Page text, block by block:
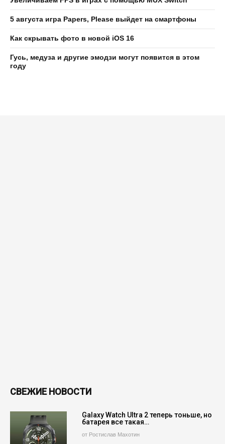
5 августа игра Papers, Please выйдет на смартфоны
Как скрывать фото в новой iOS 16
Гусь, медуза и другие эмодзи могут появится в этом
году
СВЕЖИЕ НОВОСТИ
Galaxy Watch Ultra 2 теперь тоньше, но
батарея все такая…
от Ростислав Махотин